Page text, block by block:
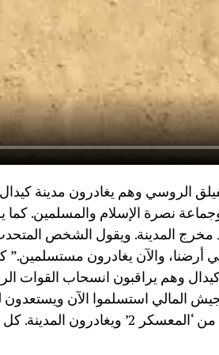
الروسي وهم يغادرون مدينة
نصرة الإسلام والمسلمين. كما
مخرج المدينة. ويقول الشخص
أرضنا، والآن يغادرون مستسلمين.”
وهم يراقبون انسحاب القوات
المالي استسلموا الآن ويستعدون
المدينة. إنهم يأخذون جرحاهم ومعداتهم من ‘المعسكر